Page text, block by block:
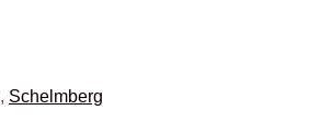
, Schelmberg